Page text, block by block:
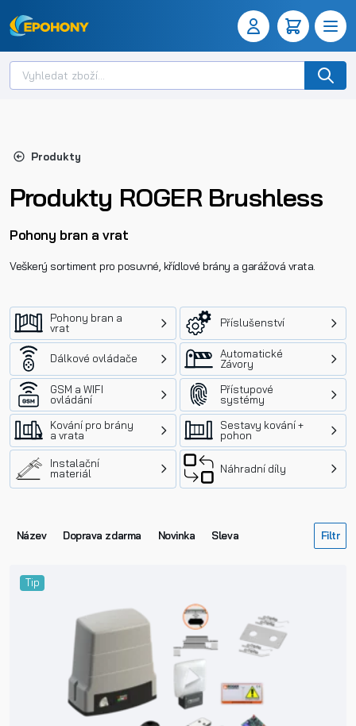
Produkty
Produkty ROGER Brushless
Pohony bran a vrat
Veškerý sortiment pro posuvné, křídlové brány a garážová vrata.
Pohony bran a
vrat
Příslušenství
Dálkové ovládače
Automatické
Závory
GSM a WIFI
ovládání
Přístupové
systémy
Kování pro brány
a vrata
Sestavy kování +
pohon
Instalační
materiál
Náhradní díly
Název Doprava zdarma Novinka Sleva
Tip